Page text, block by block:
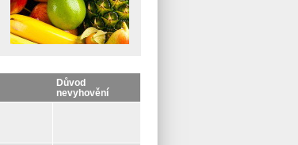
Důvod
nevyhovění